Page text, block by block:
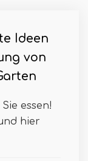
Ideen
von
essen!
hier